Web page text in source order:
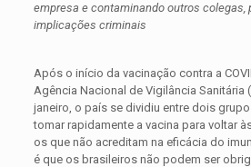
empresa e contaminando outros colegas,
implicações criminais
Após o início da vacinação contra a
Agência Nacional de Vigilância Sanitária
janeiro, o país se dividiu entre dois
tomar rapidamente a vacina para voltar
os que não acreditam na eficácia do
é que os brasileiros não podem ser